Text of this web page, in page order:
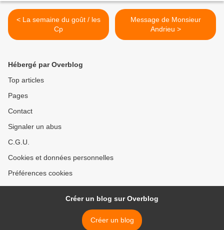
< La semaine du goût / les
Cp
Message de Monsieur
Andrieu >
Hébergé par Overblog
Top articles
Pages
Contact
Signaler un abus
C.G.U.
Cookies et données personnelles
Préférences cookies
Créer un blog sur Overblog
Créer un blog